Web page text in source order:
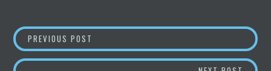
NAVEGACIÓN
PREVIOUS POST